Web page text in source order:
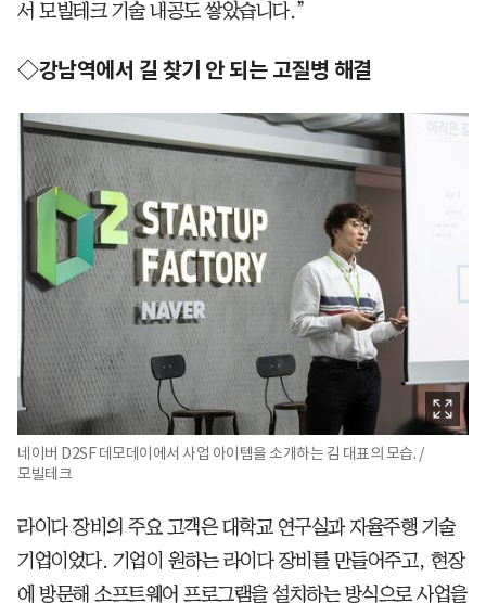
서 모빌테크 기술 내공도 쌓았습니다.”
◇강남역에서 길 찾기 안 되는 고질병 해결
네이버 D2SF 데모데이에서 사업 아이템을 소개하는 김 대표의 모습. /
모빌테크
라이다 장비의 주요 고객은 대학교 연구실과 자율주행 기술
기업이었다. 기업이 원하는 라이다 장비를 만들어주고, 현장
에 방문해 소프트웨어 프로그램을 설치하는 방식으로 사업을